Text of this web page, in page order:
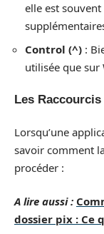
elle est
Control (^) :
utilisée que sur
Les
Lorsqu’une
savoir comment
procéder :
A lire aussi :
dossier pix : Ce